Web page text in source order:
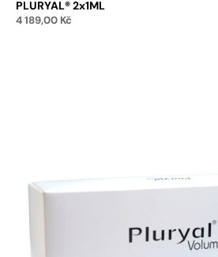
PLURYAL® 2x1ML
4 189,00 Kč